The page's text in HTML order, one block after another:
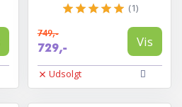
(1)
749,-
729,- Vis
Udsolgt